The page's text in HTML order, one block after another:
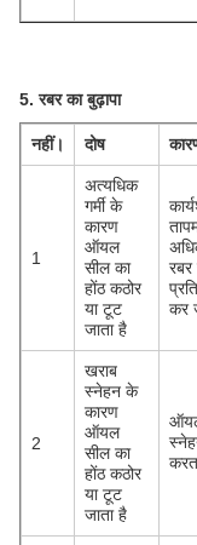
5. रबर का बुढ़ापा
नहीं। दोष
1
अत्यधिक
गर्मी के
कारण
ऑयल
सील का
होंठ कठोर
या टूट
जाता है
रबर
कर
2
खराब
स्नेहन के
कारण
ऑयल
सील का
होंठ कठोर
या टूट
जाता है